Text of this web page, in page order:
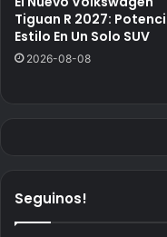
Tiguan R 2027:
Estilo En Un Solo SUV
2026-08-08
Seguinos!